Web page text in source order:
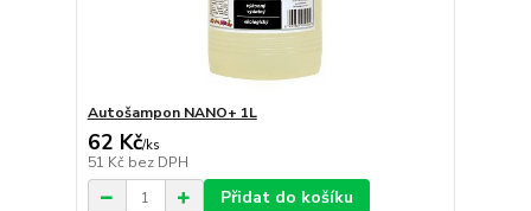
Autošampon NANO+ 1L
62 Kč/ks
51 Kč bez DPH
Přidat do košíku